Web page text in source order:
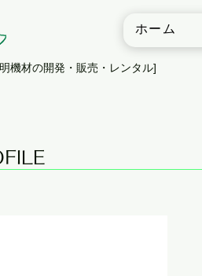
ホーム
機材の開発・販売・レンタル]